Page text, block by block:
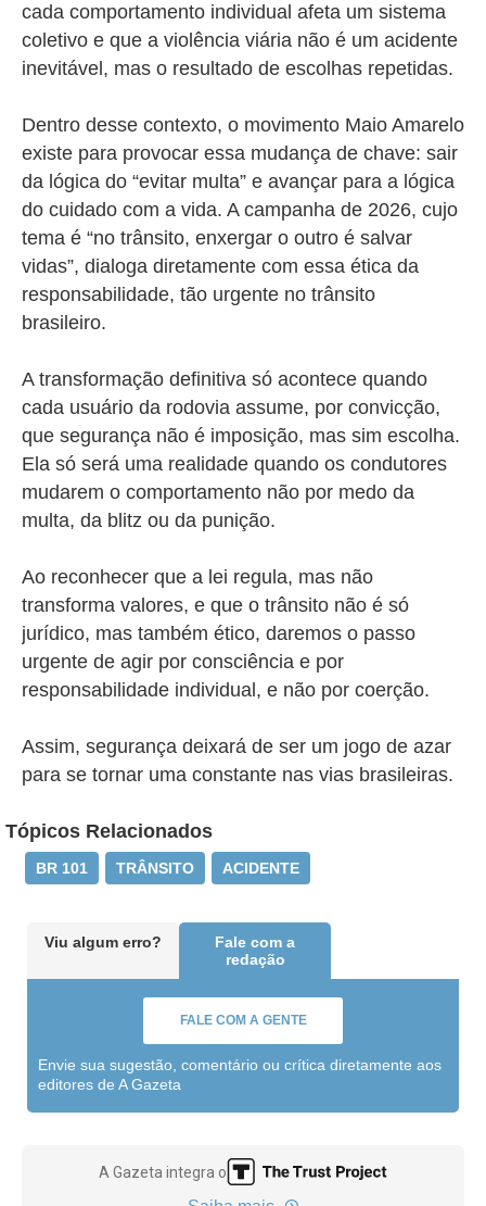
cada comportamento individual afeta um sistema
coletivo e que a violência viária não é um acidente
inevitável, mas o resultado de escolhas repetidas.
Dentro desse contexto, o movimento Maio Amarelo
existe para provocar essa mudança de chave: sair
da lógica do “evitar multa” e avançar para a lógica
do cuidado com a vida. A campanha de 2026, cujo
tema é “no trânsito, enxergar o outro é salvar
vidas”, dialoga diretamente com essa ética da
responsabilidade, tão urgente no trânsito
brasileiro.
A transformação definitiva só acontece quando
cada usuário da rodovia assume, por convicção,
que segurança não é imposição, mas sim escolha.
Ela só será uma realidade quando os condutores
mudarem o comportamento não por medo da
multa, da blitz ou da punição.
Ao reconhecer que a lei regula, mas não
transforma valores, e que o trânsito não é só
jurídico, mas também ético, daremos o passo
urgente de agir por consciência e por
responsabilidade individual, e não por coerção.
Assim, segurança deixará de ser um jogo de azar
para se tornar uma constante nas vias brasileiras.
Tópicos Relacionados
BR 101 TRÂNSITO ACIDENTE
Viu algum erro?
Fale com a
redação
FALE COM A GENTE
Envie sua sugestão, comentário ou crítica diretamente aos
editores de A Gazeta
A Gazeta integra o